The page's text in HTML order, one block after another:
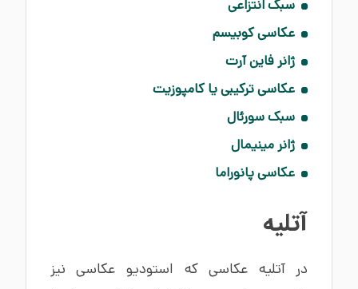
سبک انتزاعی
عکاسی کوبیسم
ژانر فاین آرت
عکاسی ترکیبی یا کامپوزیت
سبک سورئال
ژانر مینیمال
عکاسی پانوراما
آتلیه
در آتلیه عکاسی که استودیو عکاسی نیز